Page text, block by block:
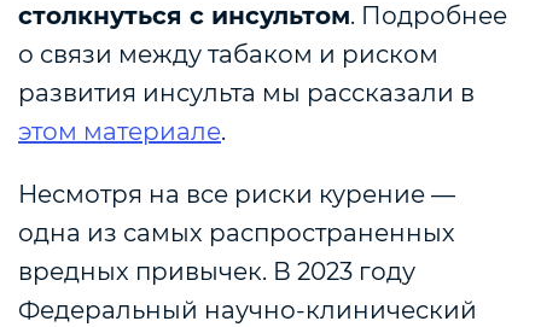
столкнуться с инсультом. Подробнее
о связи между табаком и риском
развития инсульта мы рассказали в
этом материале.
Несмотря на все риски курение —
одна из самых распространенных
вредных привычек. В 2023 году
Федеральный научно-клинический